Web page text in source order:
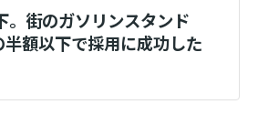
。街のガソリンスタンド
額以下で採用に成功した